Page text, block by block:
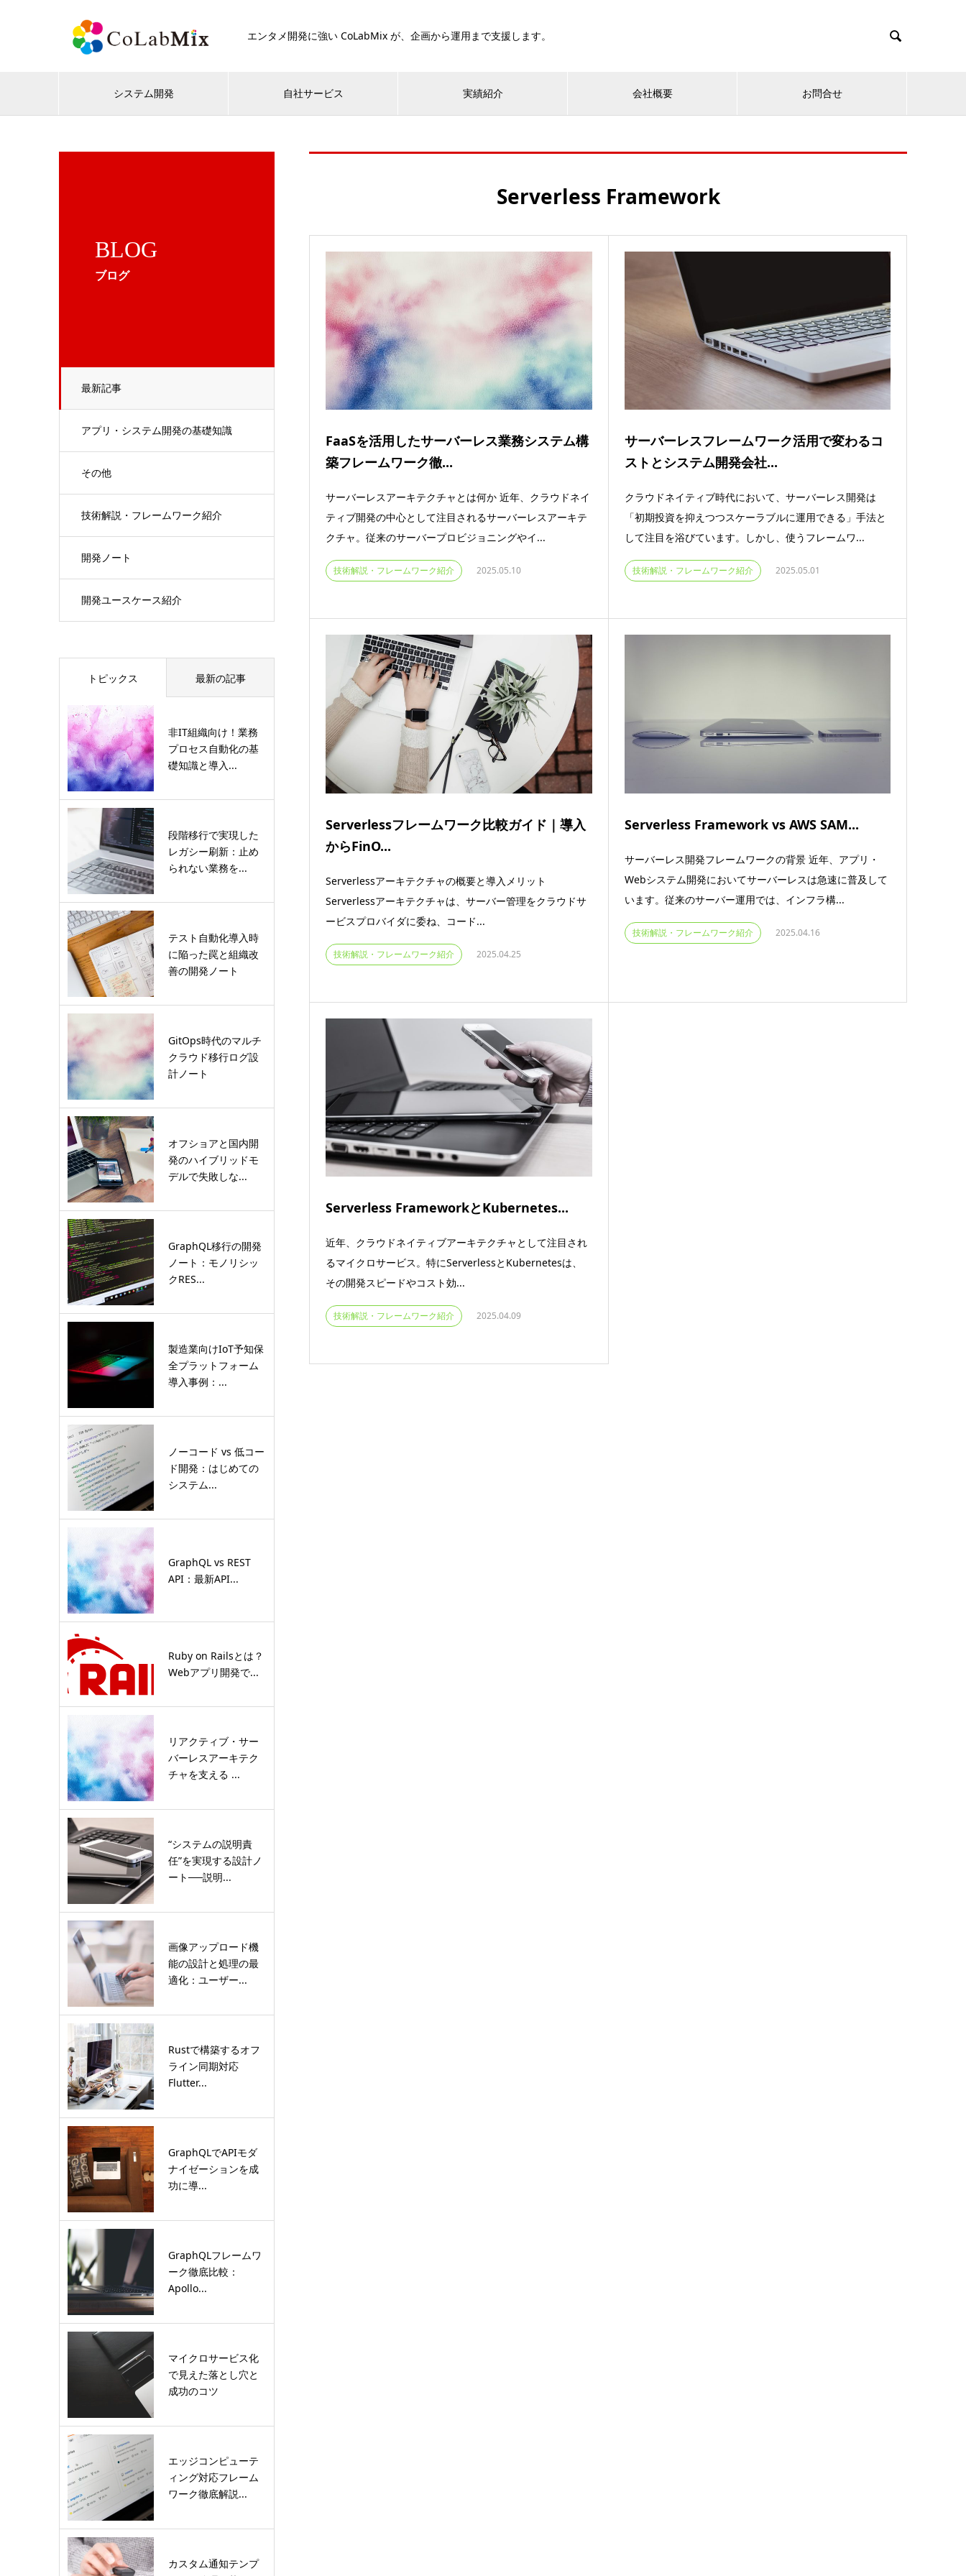
エンタメ開発に強い CoLabMix が、企画から運用まで支援します。 
システム開発 自社サービス 実績紹介 会社概要 お問合せ
BLOG
ブログ
最新記事
アプリ・システム開発の基礎知識
その他
技術解説・フレームワーク紹介
開発ノート
開発ユースケース紹介
Serverless Framework
FaaSを活用したサーバーレス業務システム構
築フレームワーク徹...
サーバーレスアーキテクチャとは何か 近年、クラウドネイ
ティブ開発の中心として注目されるサーバーレスアーキテ
クチャ。従来のサーバープロビジョニングやイ...
技術解説・フレームワーク紹介 2025.05.10
サーバーレスフレームワーク活用で変わるコ
ストとシステム開発会社...
クラウドネイティブ時代において、サーバーレス開発は
「初期投資を抑えつつスケーラブルに運用できる」手法と
して注目を浴びています。しかし、使うフレームワ...
技術解説・フレームワーク紹介 2025.05.01
Serverlessフレームワーク比較ガイド｜導入
からFinO...
Serverlessアーキテクチャの概要と導入メリット
Serverlessアーキテクチャは、サーバー管理をクラウドサ
ービスプロバイダに委ね、コード...
技術解説・フレームワーク紹介 2025.04.25
Serverless Framework vs AWS SAM...
サーバーレス開発フレームワークの背景 近年、アプリ・
Webシステム開発においてサーバーレスは急速に普及して
います。従来のサーバー運用では、インフラ構...
技術解説・フレームワーク紹介 2025.04.16
Serverless FrameworkとKubernetes...
近年、クラウドネイティブアーキテクチャとして注目され
るマイクロサービス。特にServerlessとKubernetesは、
その開発スピードやコスト効...
技術解説・フレームワーク紹介 2025.04.09
トピックス 最新の記事
非IT組織向け！業務
プロセス自動化の基
礎知識と導入...
段階移行で実現した
レガシー刷新：止め
られない業務を...
テスト自動化導入時
に陥った罠と組織改
善の開発ノート
GitOps時代のマルチ
クラウド移行ログ設
計ノート
オフショアと国内開
発のハイブリッドモ
デルで失敗しな...
GraphQL移行の開発
ノート：モノリシッ
クRES...
製造業向けIoT予知保
全プラットフォーム
導入事例：...
ノーコード vs 低コー
ド開発：はじめての
システム...
GraphQL vs REST
API：最新API...
Ruby on Railsとは？
Webアプリ開発で...
リアクティブ・サー
バーレスアーキテク
チャを支える ...
“システムの説明責
任”を実現する設計ノ
ート──説明...
画像アップロード機
能の設計と処理の最
適化：ユーザー...
Rustで構築するオフ
ライン同期対応
Flutter...
GraphQLでAPIモダ
ナイゼーションを成
功に導...
GraphQLフレームワ
ーク徹底比較：
Apollo...
マイクロサービス化
で見えた落とし穴と
成功のコツ
エッジコンピューテ
ィング対応フレーム
ワーク徹底解説...
カスタム通知テンプ